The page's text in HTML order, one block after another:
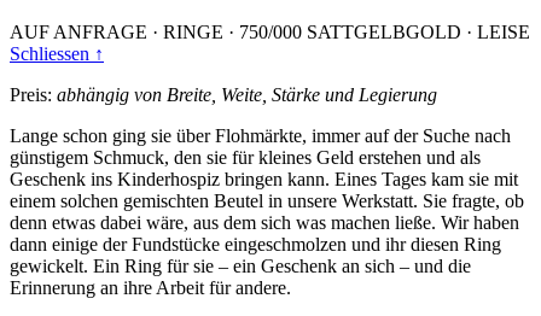
AUF ANFRAGE · RINGE · 750/000 SATTGELBGOLD · LEISE
Schliessen ↑
Preis: abhängig von Breite, Weite, Stärke und Legierung
Lange schon ging sie über Flohmärkte, immer auf der Suche nach
günstigem Schmuck, den sie für kleines Geld erstehen und als
Geschenk ins Kinderhospiz bringen kann. Eines Tages kam sie mit
einem solchen gemischten Beutel in unsere Werkstatt. Sie fragte, ob
denn etwas dabei wäre, aus dem sich was machen ließe. Wir haben
dann einige der Fundstücke eingeschmolzen und ihr diesen Ring
gewickelt. Ein Ring für sie – ein Geschenk an sich – und die
Erinnerung an ihre Arbeit für andere.